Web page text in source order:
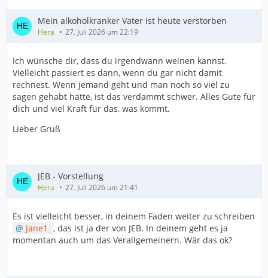
Mein alkoholkranker Vater ist heute verstorben
Hera 27. Juli 2026 um 22:19
Ich wünsche dir, dass du irgendwann weinen kannst.
Vielleicht passiert es dann, wenn du gar nicht damit
rechnest. Wenn jemand geht und man noch so viel zu
sagen gehabt hätte, ist das verdammt schwer. Alles Gute für
dich und viel Kraft für das, was kommt.
Lieber Gruß
JEB - Vorstellung
Hera 27. Juli 2026 um 21:41
Es ist vielleicht besser, in deinem Faden weiter zu schreiben
Jane1
, das ist ja der von JEB. In deinem geht es ja
momentan auch um das Verallgemeinern. Wär das ok?